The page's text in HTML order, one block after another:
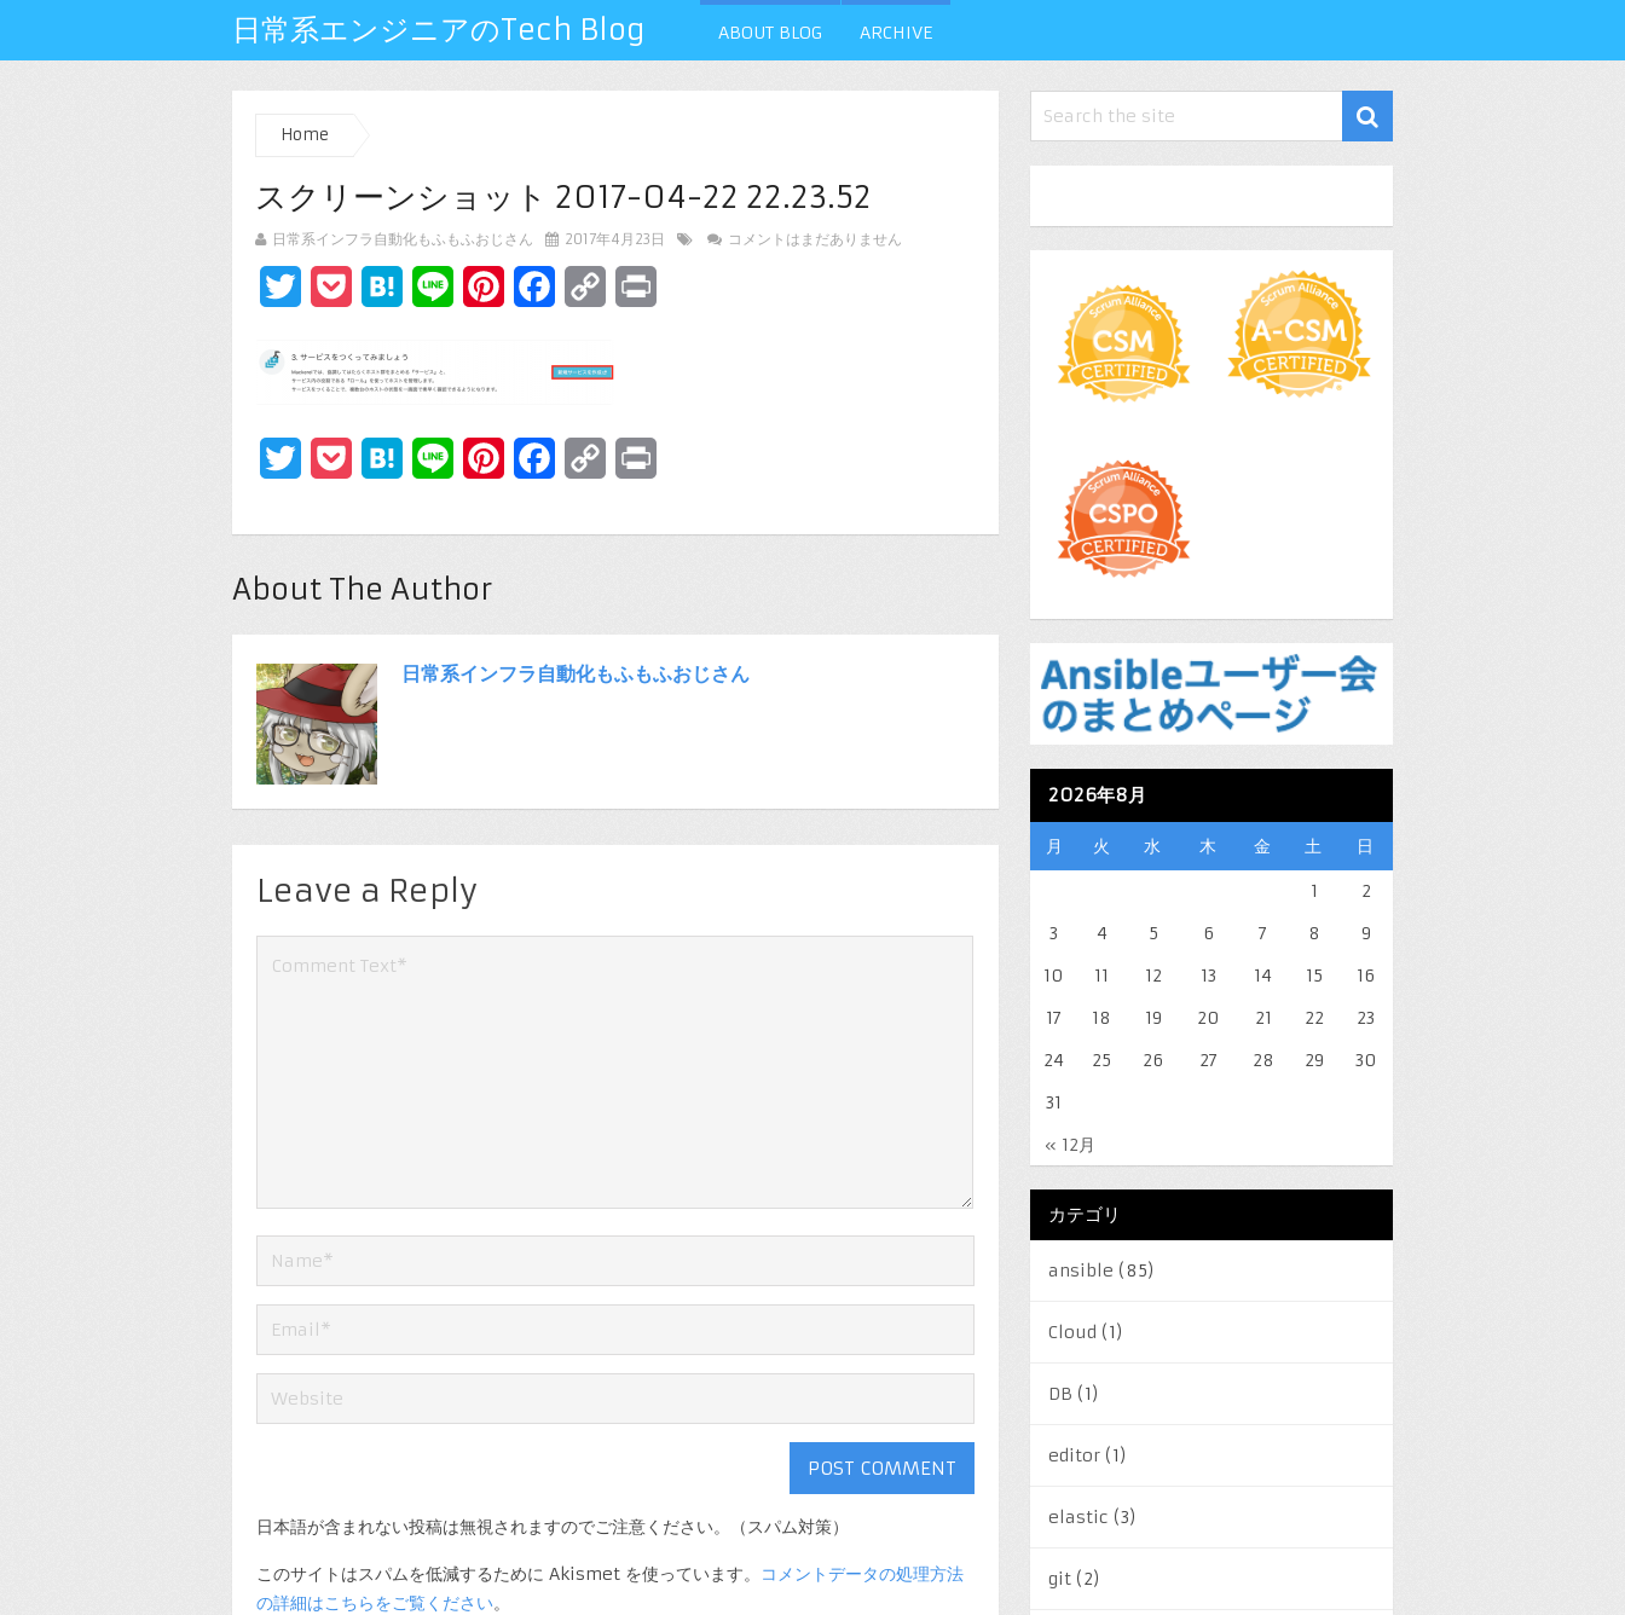
日常系エンジニアのTech Blog ABOUT BLOG ARCHIVE
Home
スクリーンショット 2017-04-22 22.23.52
日常系インフラ自動化もふもふおじさん 2017年4月23日 コメントはまだありません
TwitterPocketHatenaLine PinterestFacebook
Copy
TwitterPocketHatenaLine PinterestFacebook
Copy
About The Author
日常系インフラ自動化もふもふおじさん
Leave a Reply
日本語が含まれない投稿は無視されますのでご注意ください。（スパム対策）
このサイトはスパムを低減するために Akismet を使っています。
コメントデータの処理方法
の詳細はこちらをご覧ください。
2026年8月
月 火 水 木 金 土 日
« 12月
1
2
3
4 5 6 7 8
9
10
11 12 13 14 15
16
17
18 19 20 21 22
23
24
25 26 27 28 29
30
31
カテゴリ
ansible (85)
Cloud (1)
DB (1)
editor (1)
elastic (3)
git (2)